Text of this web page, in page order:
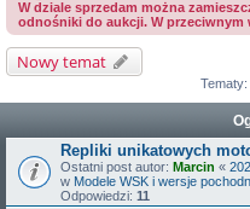
W dziale sprzedam można
odnośniki do aukcji. W przeciwnym
Nowy temat
Tematy:
Repliki unikatowych
Ostatni post autor: Marcin «
w Modele WSK i wersje
Odpowiedzi: 11